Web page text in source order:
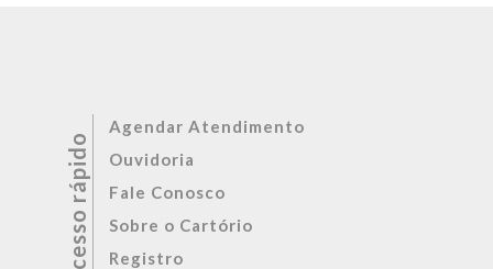
Agendar Atendimento
Ouvidoria
Fale Conosco
Sobre o Cartório
Registro